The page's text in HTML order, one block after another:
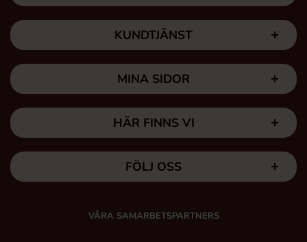
KUNDTJÄNST
MINA SIDOR
HÄR FINNS VI
FÖLJ OSS
VÅRA SAMARBETSPARTNERS